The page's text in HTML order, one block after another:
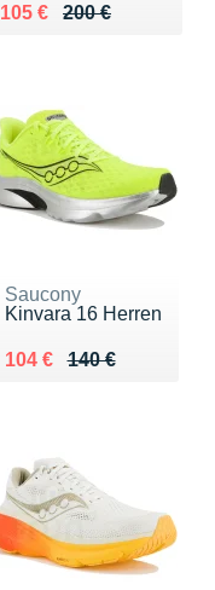
200 €
Au lieu de 200 €
105 €
Vendu 105 €
Saucony
Kinvara 16 Herren
140 €
Au lieu de 140 €
104 €
Vendu 104 €